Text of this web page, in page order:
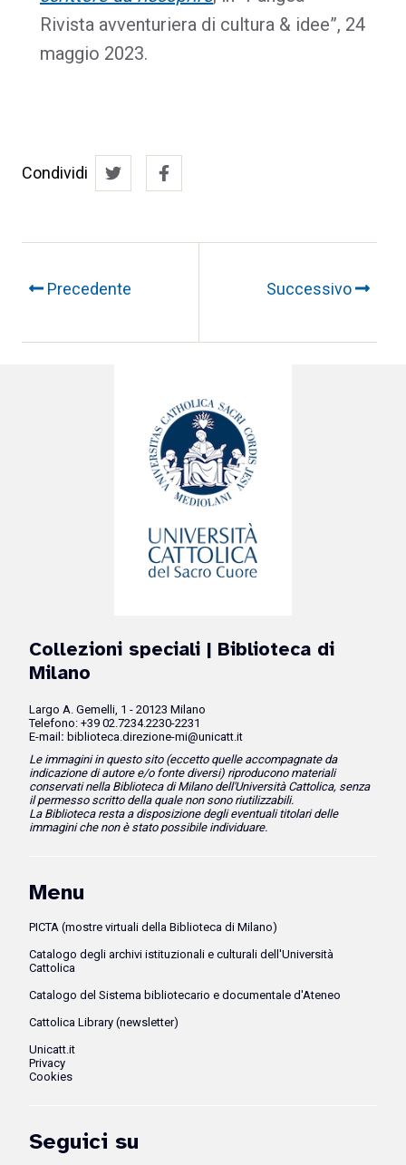
Rivista avventuriera di cultura & idee”, 24
maggio 2023.
Condividi
Precedente Successivo
Collezioni speciali | Biblioteca di
Milano
Largo A. Gemelli, 1 - 20123 Milano
Telefono: +39 02.7234.2230-2231
E-mail : biblioteca.direzione-mi@unicatt.it
Le immagini in questo sito (eccetto quelle accompagnate da
indicazione di autore e/o fonte diversi) riproducono materiali
conservati nella Biblioteca di Milano dell'Università Cattolica, senza
il permesso scritto della quale non sono riutilizzabili.
La Biblioteca resta a disposizione degli eventuali titolari delle
immagini che non è stato possibile individuare.
Menu
PICTA (mostre virtuali della Biblioteca di Milano)
Catalogo degli archivi istituzionali e culturali dell'Università
Cattolica
Catalogo del Sistema bibliotecario e documentale d'Ateneo
Cattolica Library (newsletter)
Unicatt.it
Privacy
Cookies
Seguici su